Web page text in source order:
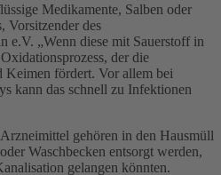
Medikamente, Salben oder
Vorsitzender des
e.V. „Wenn diese mit Sauerstoff in
der die
fördert. Vor allem bei
kann das schnell zu Infektionen
gehören in den Hausmüll
Waschbecken entsorgt werden,
gelangen könnten.